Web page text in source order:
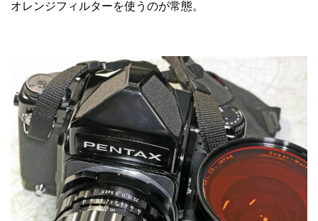
オレンジフィルターを使うのが常態。